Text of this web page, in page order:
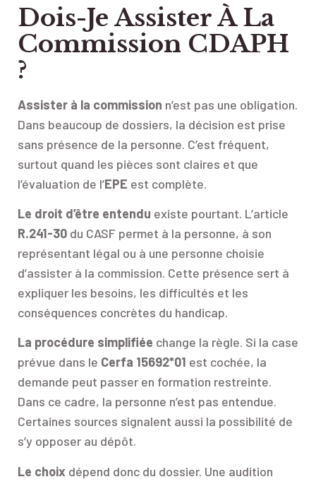
Dois-Je Assister À La
Commission CDAPH
?
Assister à la commission n’est pas une obligation.
Dans beaucoup de dossiers, la décision est prise
sans présence de la personne. C’est fréquent,
surtout quand les pièces sont claires et que
l’évaluation de l’EPE est complète.
Le droit d’être entendu existe pourtant. L’article
R.241-30 du CASF permet à la personne, à son
représentant légal ou à une personne choisie
d’assister à la commission. Cette présence sert à
expliquer les besoins, les difficultés et les
conséquences concrètes du handicap.
La procédure simplifiée change la règle. Si la case
prévue dans le Cerfa 15692*01 est cochée, la
demande peut passer en formation restreinte.
Dans ce cadre, la personne n’est pas entendue.
Certaines sources signalent aussi la possibilité de
s’y opposer au dépôt.
Le choix dépend donc du dossier. Une audition